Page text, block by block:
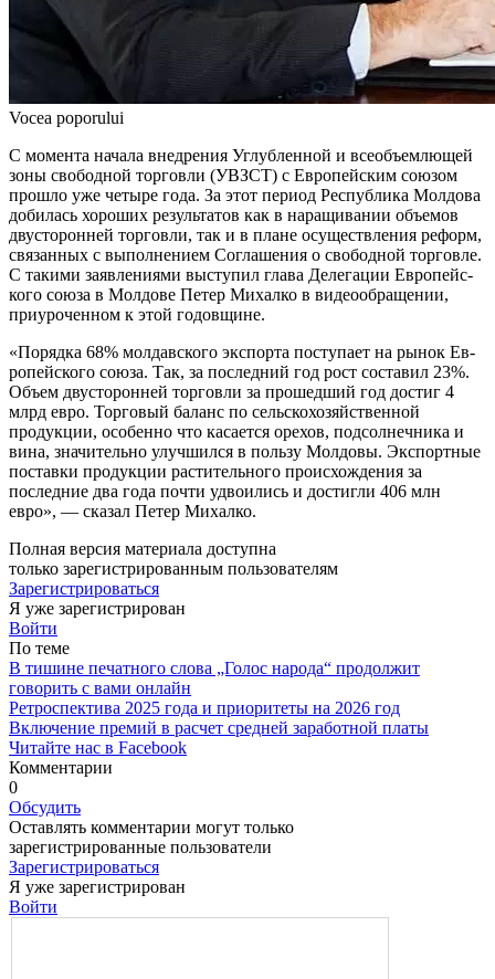
Vocea poporului
С момента начала внедре­ния Углубленной и всеобъем­лющей
зоны свободной тор­говли (УВЗСТ) с Европейским союзом
прошло уже четыре года. За этот период Республика Молдова
добилась хороших ре­зультатов как в наращивании объемов
двусторонней торговли, так и в плане осуществления ре­форм,
связанных с выполнением Соглашения о свободной торгов­ле.
С такими заявлениями высту­пил глава Делегации Европейс­
кого союза в Молдове Петер Ми­халко в видеообращении,
при­уроченном к этой годовщине.
«Порядка 68% молдавского экспорта поступает на рынок Ев­
ропейского союза. Так, за пос­ледний год рост составил 23%.
Объем двусторонней торговли за прошедший год достиг 4
млрд евро. Торговый баланс по сель­скохозяйственной
продукции, особенно что касается орехов, подсолнечника и
вина, значи­тельно улучшился в пользу Мол­довы. Экспортные
поставки про­дукции растительного происхож­дения за
последние два года поч­ти удвоились и достигли 406 млн
евро», — сказал Петер Михалко.
Полная версия материала доступна
только зарегистрированным пользователям
Зарегистрироваться
Я уже зарегистрирован
Войти
По теме
В тишине печатного слова „Голос народа“ продолжит
говорить с вами онлайн
Ретроспектива 2025 года и приоритеты на 2026 год
Включение премий в расчет средней заработной платы
Читайте нас в Facebook
Комментарии
0
Обсудить
Оставлять комментарии могут только
зарегистрированные пользователи
Зарегистрироваться
Я уже зарегистрирован
Войти